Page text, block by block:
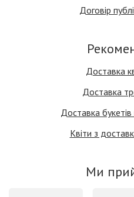
Договір
Доставка
Доставка
Доставка
Квіти з
Ми